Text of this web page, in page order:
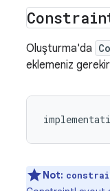
Oluşturma'da
eklemeniz
Not: